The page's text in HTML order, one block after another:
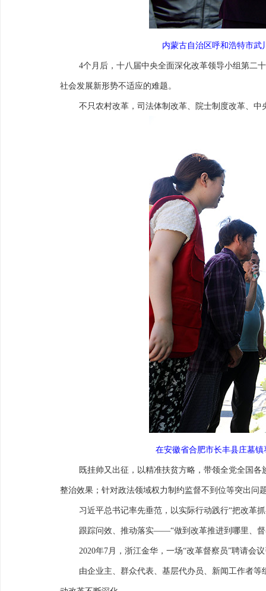
内蒙古自治区呼和浩特市武
4个月后，十八届中央全面深化改革领导小组第二
社会发展新形势不适应的难题。
不只农村改革，司法体制改革、院士制度改革、
在安徽省合肥市长丰县庄墓
既挂帅又出征，以精准扶贫方略，带领全党全国
整治效果；针对政法领域权力制约监督不到位等突出
习近平总书记率先垂范，以实际行动践行“把改革
跟踪问效、推动落实——“做到改革推进到哪里、
2020年7月，浙江金华，一场“改革督察员”聘请会
由企业主、群众代表、基层代办员、新闻工作者